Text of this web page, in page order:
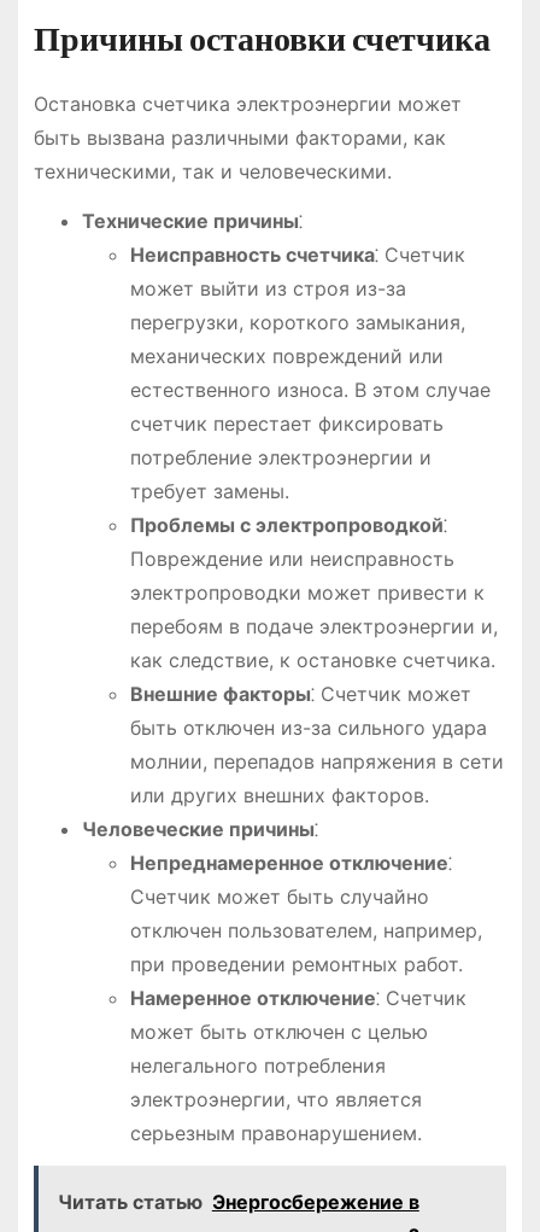
Причины остановки счетчика
Остановка счетчика электроэнергии может
быть вызвана различными факторами, как
техническими, так и человеческими.
Технические причины⁚
Неисправность счетчика⁚ Счетчик
может выйти из строя из-за
перегрузки, короткого замыкания,
механических повреждений или
естественного износа. В этом случае
счетчик перестает фиксировать
потребление электроэнергии и
требует замены.
Проблемы с электропроводкой⁚
Повреждение или неисправность
электропроводки может привести к
перебоям в подаче электроэнергии и,
как следствие, к остановке счетчика.
Внешние факторы⁚ Счетчик может
быть отключен из-за сильного удара
молнии, перепадов напряжения в сети
или других внешних факторов.
Человеческие причины⁚
Непреднамеренное отключение⁚
Счетчик может быть случайно
отключен пользователем, например,
при проведении ремонтных работ.
Намеренное отключение⁚ Счетчик
может быть отключен с целью
нелегального потребления
электроэнергии, что является
серьезным правонарушением.
Читать статью Энергосбережение в